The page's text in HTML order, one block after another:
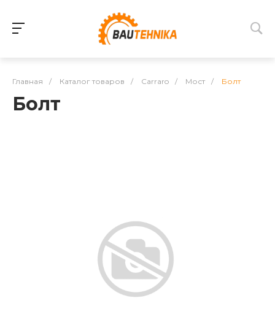
Главная / Каталог товаров / Carraro / Мост / Болт
Болт